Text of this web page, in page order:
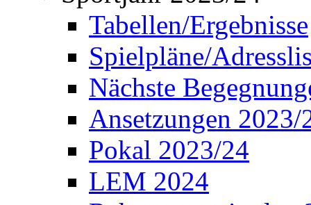
Tabellen/Ergebnisse
Spielpläne/
Nächste
Ansetzungen 2023/
Pokal 2023/24
LEM 2024